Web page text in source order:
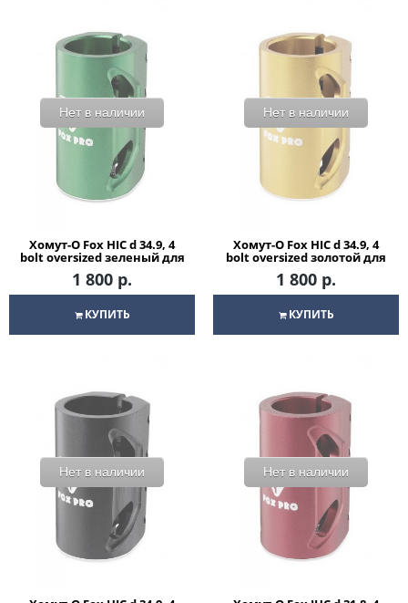
Нет в наличии
Хомут-О Fox HIC d 34.9, 4
bolt oversized зеленый для
трюкового самоката
1 800 р.
КУПИТЬ
Нет в наличии
Хомут-О Fox HIC d 34.9, 4
bolt oversized золотой для
трюкового самоката
1 800 р.
КУПИТЬ
Нет в наличии Нет в наличии